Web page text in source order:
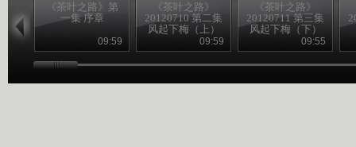
《茶叶之路》第
一集 序章
09:59
《茶叶之路》
20120710 第二集
风起下梅（上）
09:59
《茶叶之路》
20120711 第三集
风起下梅（下）
09:55